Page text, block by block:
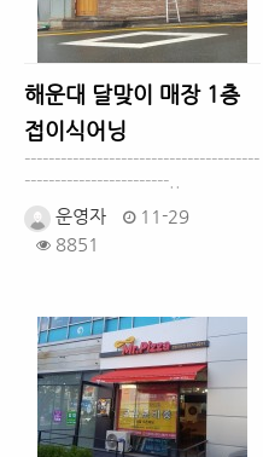
해운대 달맞이 매장 1층
접이식어닝
---------------------------------------
------------------------..
운영자
11-29
8851